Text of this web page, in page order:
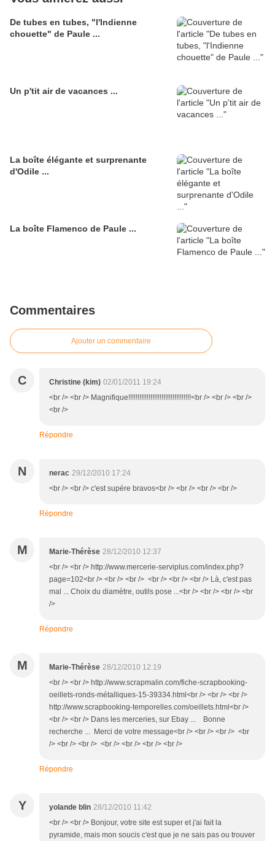
De tubes en tubes, "l'Indienne
chouette" de Paule ...
Un p'tit air de vacances ...
La boîte élégante et surprenante
d'Odile ...
La boîte Flamenco de Paule ...
Commentaires
Ajouter un commentaire
C Christine (kim) 02/01/2011 19:24
<br /> <br /> Magnifique!!!!!!!!!!!!!!!!!!!!!!!!!!!!!!!!!!<br /> <br /> <br />
<br />
Répondre
N nerac 29/12/2010 17:24
<br /> <br /> c'est supére bravos<br /> <br /> <br /> <br />
Répondre
M Marie-Thérèse 28/12/2010 12:37
<br /> <br /> http://www.mercerie-serviplus.com/index.php?
page=102<br /> <br /> <br /> <br /> <br /> <br /> Là, c'est pas
mal ... Choix du diamètre, outils pose ...<br /> <br /> <br /> <br
/>
Répondre
M Marie-Thérèse 28/12/2010 12:19
<br /> <br /> http://www.scrapmalin.com/fiche-scrapbooking-
oeillets-ronds-métalliques-15-39334.html<br /> <br /> <br />
http://www.scrapbooking-temporelles.com/oeillets.html<br />
<br /> <br /> Dans les merceries, sur Ebay ... Bonne
recherche ... Merci de votre message<br /> <br /> <br /> <br
/> <br /> <br /> <br /> <br /> <br /> <br />
Répondre
Y yolande blin 28/12/2010 11:42
<br /> <br /> Bonjour, votre site est super et j'ai fait la
pyramide, mais mon soucis c'est que je ne sais pas ou trouver